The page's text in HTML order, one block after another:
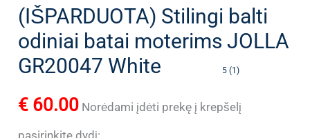
(IŠPARDUOTA) Stilingi balti
odiniai batai moterims JOLLA
GR20047 White
5 (1)
€ 60.00 Norėdami įdėti prekę į krepšelį